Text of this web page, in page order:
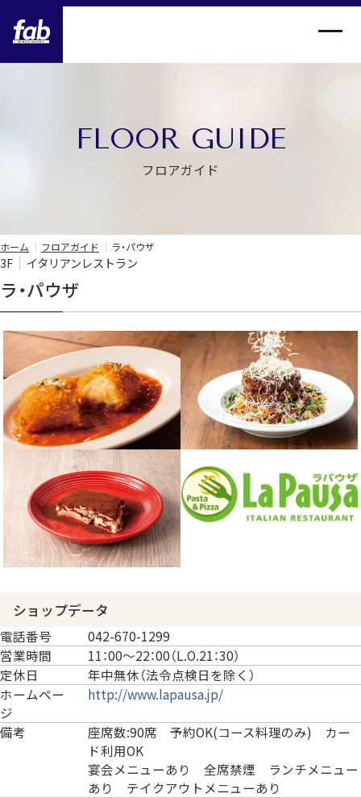
フロアガイド
施設案内
求人情報 お問い合わせ プライバシーポリシー
FLOOR GUIDE
フロアガイド
ホーム フロアガイド ラ・パウザ
3F イタリアンレストラン
ラ・パウザ
ショップデータ
電話番号
042-670-1299
営業時間
11：00～22：00（L.O.21：30）
定休日
年中無休（法令点検日を除く）
ホームペー
ジ
http://www.lapausa.jp/
備考
座席数:90席 予約OK(コース料理のみ) カー
ド利用OK
宴会メニューあり 全席禁煙 ランチメニュー
あり テイクアウトメニューあり